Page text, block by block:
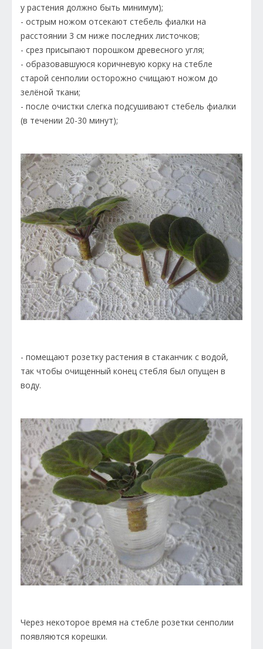
у растения должно быть минимум);
- острым ножом отсекают стебель фиалки на
расстоянии 3 см ниже последних листочков;
- срез присыпают порошком древесного угля;
- образовавшуюся коричневую корку на стебле
старой сенполии осторожно счищают ножом до
зелёной ткани;
- после очистки слегка подсушивают стебель фиалки
(в течении 20-30 минут);
- помещают розетку растения в стаканчик с водой,
так чтобы очищенный конец стебля был опущен в
воду.
Через некоторое время на стебле розетки сенполии
появляются корешки.